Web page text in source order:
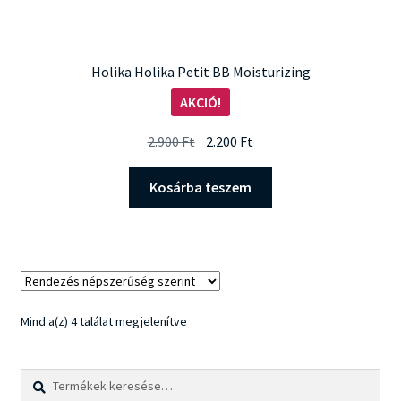
Holika Holika Petit BB Moisturizing
AKCIÓ!
2.900Ft Original
was:
2.900 Ft.
2.200 Ft
2.200 Ft.
Kosárba teszem
Mind a(z) 4 találat megjelenítveSorted
Keresés
Keresés